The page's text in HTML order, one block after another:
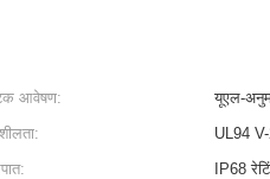
आवेषण:
यूएल-
UL94
IP68